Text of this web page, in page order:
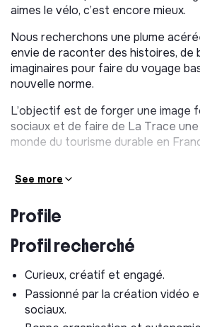
aimes le vélo, c’est encore mieux.
Nous recherchons une plume
envie de raconter des histoires, de
imaginaires pour faire du voyage
nouvelle norme.
L’objectif est de forger une image
sociaux et de faire de La Trace
monde du tourisme durable en
(35h/semaine)
Télétravail et présentiel (1 à 2 jours
See more
Profile
Profil recherché
Curieux, créatif et engagé.
Passionné par la création vidéo
sociaux.